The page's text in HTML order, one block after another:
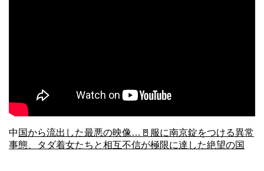
中 国から流出した最悪の映像…🚪服に南京錠をつける異常
事態、タダ着女たちと相互不信が極限に達した絶望の国